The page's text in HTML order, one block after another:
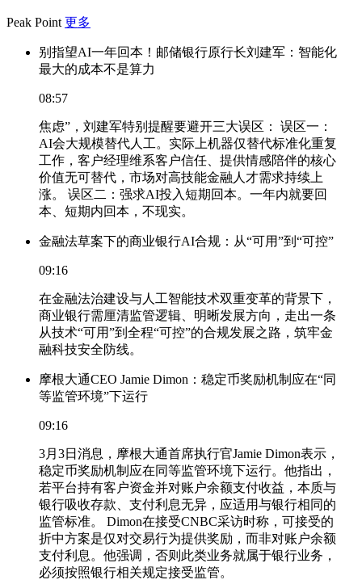
Peak Point 更多
别指望AI一年回本！邮储银行原行长刘建军：智能化
最大的成本不是算力
08:57
焦虑”，刘建军特别提醒要避开三大误区： 误区一：
AI会大规模替代人工。实际上机器仅替代标准化重复
工作，客户经理维系客户信任、提供情感陪伴的核心
价值无可替代，市场对高技能金融人才需求持续上
涨。 误区二：强求AI投入短期回本。一年内就要回
本、短期内回本，不现实。
金融法草案下的商业银行AI合规：从“可用”到“可控”
09:16
在金融法治建设与人工智能技术双重变革的背景下，
商业银行需厘清监管逻辑、明晰发展方向，走出一条
从技术“可用”到全程“可控”的合规发展之路，筑牢金
融科技安全防线。
摩根大通CEO Jamie Dimon：稳定币奖励机制应在“同
等监管环境”下运行
09:16
3月3日消息，摩根大通首席执行官Jamie Dimon表示，
稳定币奖励机制应在同等监管环境下运行。他指出，
若平台持有客户资金并对账户余额支付收益，本质与
银行吸收存款、支付利息无异，应适用与银行相同的
监管标准。 Dimon在接受CNBC采访时称，可接受的
折中方案是仅对交易行为提供奖励，而非对账户余额
支付利息。他强调，否则此类业务就属于银行业务，
必须按照银行相关规定接受监管。